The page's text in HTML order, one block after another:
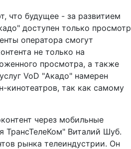
что будущее - за развитием
доступен только просмотр
оператора смогут
не только на
просмотра, а также
VoD "Акадо" намерен
кинотеатров, так как самому
через мобильные
ТрансТелеКом" Виталий Шуб.
рынка телеиндустрии. Он